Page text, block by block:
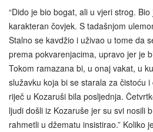
“Dido je bio bogat, ali u vjeri strog.
karakteran čovjek. S tadašnjom
Stalno se kavdžio i uživao u tome da
prema pokvarenjacima, upravo jer je
Tokom ramazana bi, u onaj vakat, u
služavku koja bi se starala za čistoću
riječ u Kozaruši bila posljednja.
ljudi došli iz Kozaruše jer su svi nosili
rahmetli u džematu insistirao.” Koliko